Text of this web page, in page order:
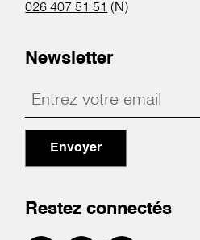
026 407 51 51 (N)
Newsletter
Envoyer
Restez connectés